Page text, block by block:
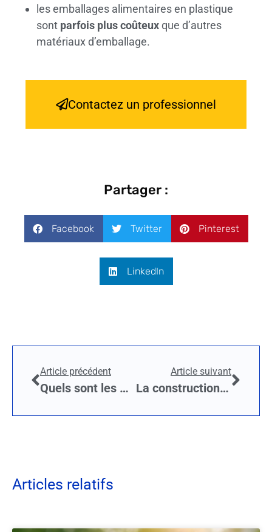
les emballages alimentaires en plastique
sont parfois plus coûteuxque d’autres
matériaux d’emballage.
Contactez un professionnel
Partager :
Facebook Twitter Pinterest
LinkedIn
Article précédent
Quels sont les matériaux composites ?
Article suivant
La construction d’une terrasse en bois
Articles relatifs